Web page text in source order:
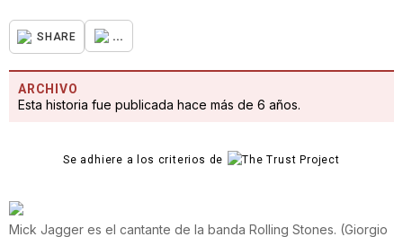
SHARE ...
ARCHIVO
Esta historia fue publicada hace más de 6 años.
Se adhiere a los criterios de
Mick Jagger es el cantante de la banda Rolling Stones. (Giorgio